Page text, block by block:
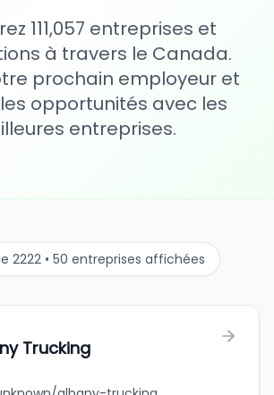
111,057 entreprises et
à travers le Canada.
prochain employeur et
opportunités avec les
entreprises.
2222 • 50 entreprises affichées
Trucking